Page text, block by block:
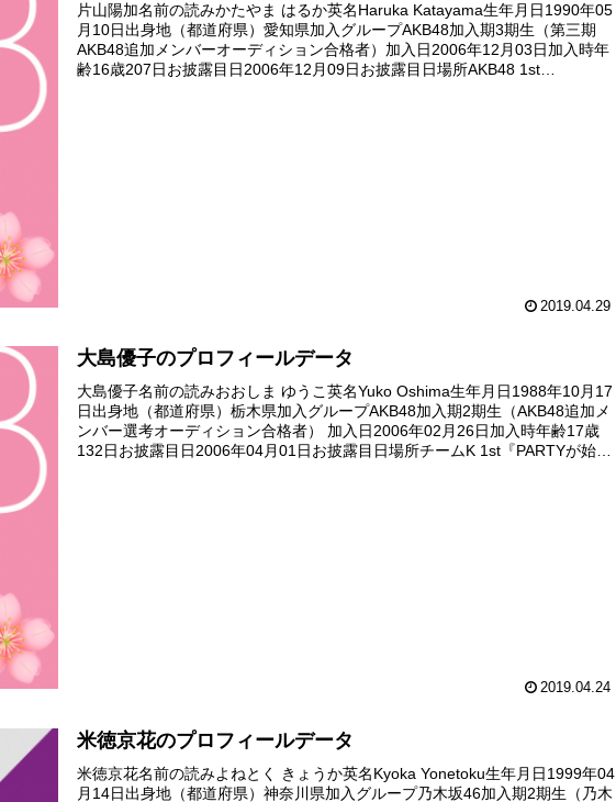
片山陽加名前の読みかたやま はるか英名Haruka Katayama生年月日1990年05
月10日出身地（都道府県）愛知県加入グループAKB48加入期3期生（第三期
AKB48追加メンバーオーディション合格者）加入日2006年12月03日加入時年
齢16歳207日お披露目日2006年12月09日お披露目日場所AKB48 1st
2019.04.29
大島優子のプロフィールデータ
大島優子名前の読みおおしま ゆうこ英名Yuko Oshima生年月日1988年10月17
日出身地（都道府県）栃木県加入グループAKB48加入期2期生（AKB48追加メ
ンバー選考オーディション合格者） 加入日2006年02月26日加入時年齢17歳
132日お披露目日2006年04月01日お披露目日場所チームK 1st『PARTYが始ま
2019.04.24
米徳京花のプロフィールデータ
米徳京花名前の読みよねとく きょうか英名Kyoka Yonetoku生年月日1999年04
月14日出身地（都道府県）神奈川県加入グループ乃木坂46加入期2期生（乃木